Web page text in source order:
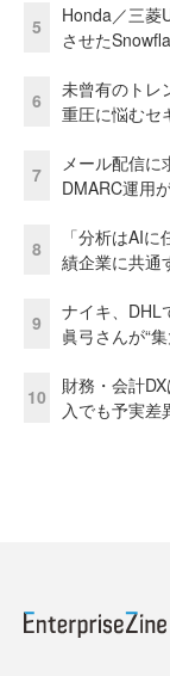
5
Honda／三菱
させた
6
未曾有のトレ
重圧に悩むセ
7
メール配信
DMARC運用
8
「分析はAI
績企業に共通
9
ナイキ、DHL
眞弓さんが“
10
財務・会計
入でも予実